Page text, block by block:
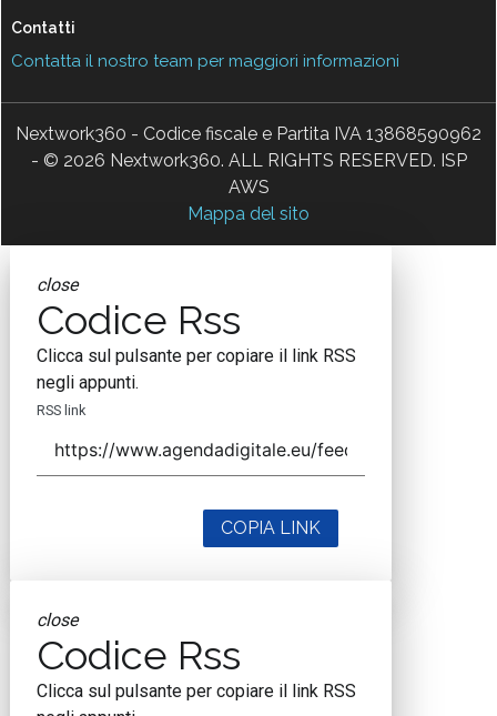
Contatti
Contatta il nostro team per maggiori informazioni
Nextwork360 - Codice fiscale e Partita IVA 13868590962
- © 2026 Nextwork360. ALL RIGHTS RESERVED. ISP
AWS
Mappa del sito
close
Codice Rss
Clicca sul pulsante per copiare il link RSS
negli appunti.
RSS link
COPIA LINK
close
Codice Rss
Clicca sul pulsante per copiare il link RSS